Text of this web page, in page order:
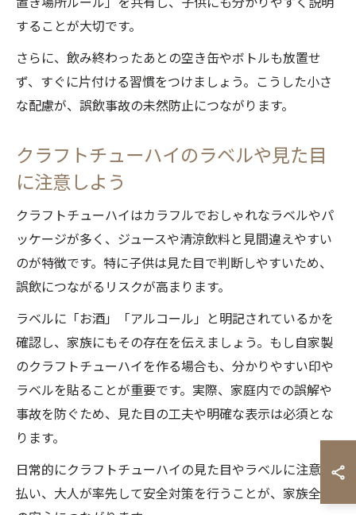
することが大切です。
さらに、飲み終わったあとの空き缶やボトルも放置せ
ず、すぐに片付ける習慣をつけましょう。こうした小さ
な配慮が、誤飲事故の未然防止につながります。
クラフトチューハイのラベルや見た目
に注意しよう
クラフトチューハイはカラフルでおしゃれなラベルやパ
ッケージが多く、ジュースや清涼飲料と見間違えやすい
のが特徴です。特に子供は見た目で判断しやすいため、
誤飲につながるリスクが高まります。
ラベルに「お酒」「アルコール」と明記されているかを
確認し、家族にもその存在を伝えましょう。もし自家製
のクラフトチューハイを作る場合も、分かりやすい印や
ラベルを貼ることが重要です。実際、家庭内での誤解や
事故を防ぐため、見た目の工夫や明確な表示は必須とな
ります。
日常的にクラフトチューハイの見た目やラベルに注意を
払い、大人が率先して安全対策を行うことが、家族全員